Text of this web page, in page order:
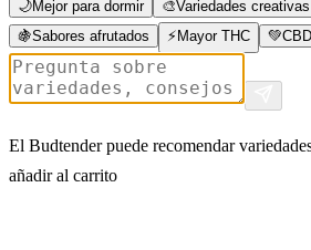
🌙Mejor para dormir 🎨Variedades creativas
🍇Sabores afrutados ⚡Mayor THC 💚
El Budtender puede recomendar
añadir al carrito